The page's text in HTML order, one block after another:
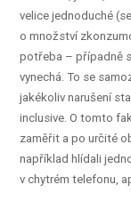
velice jednoduché
o množství
potřeba – případně
vynechá. To se
jakékoliv narušení
inclusive. O tomto
zaměřit a po určité
například hlídali
v chytrém telefonu,